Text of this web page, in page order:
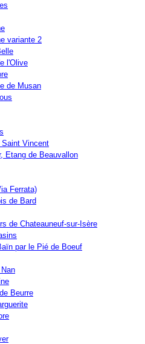
variante 2
l'Olive
de Musan
Saint Vincent
Etang de Beauvallon
Ferrata)
de Bard
de Chateauneuf-sur-Isère
par le Pié de Boeuf
Beurre